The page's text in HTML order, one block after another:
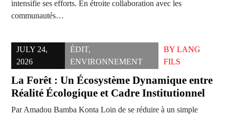
intensifie ses efforts. En étroite collaboration avec les
communautés…
JULY 24,
2026
ÉDIT,
ENVIRONNEMENT
BYLANG
FILS
La Forêt : Un Écosystème Dynamique entre
Réalité Écologique et Cadre Institutionnel
Par Amadou Bamba Konta Loin de se réduire à un simple